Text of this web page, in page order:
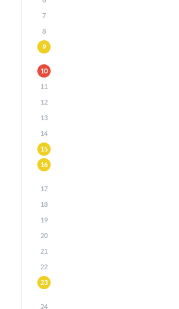
7
8
9
10
11
12
13
14
15
16
17
18
19
20
21
22
23
24